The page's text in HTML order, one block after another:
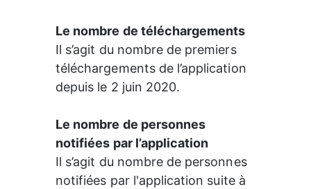
Le nombre de téléchargements
Il s’agit du nombre de premiers
téléchargements de l’application
depuis le 2 juin 2020.
Le nombre de personnes
notifiées par l’application
Il s’agit du nombre de personnes
notifiées par l'application suite à